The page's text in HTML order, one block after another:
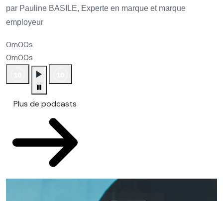
par Pauline BASILE, Experte en marque et marque
employeur
0m00s
0m00s
Plus de podcasts